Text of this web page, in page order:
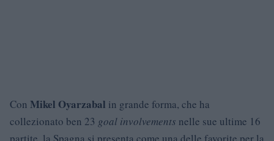
Con Mikel Oyarzabal in grande forma, che ha
collezionato ben 23 goal involvements nelle sue ultime 16